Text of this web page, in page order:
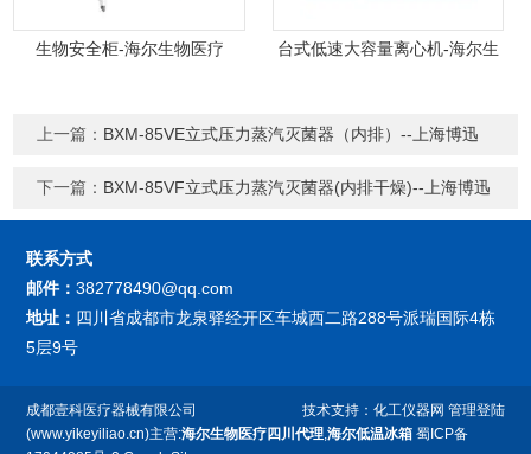
生物安全柜-海尔生物医疗
台式低速大容量离心机-海尔生
上一篇： BXM-85VE立式压力蒸汽灭菌器（内排）--上海博迅
下一篇： BXM-85VF立式压力蒸汽灭菌器(内排干燥)--上海博迅
联系方式
邮件：382778490@qq.com
地址： 四川省成都市龙泉驿经开区车城西二路288号派瑞国际4栋
5层9号
技术支持： 化工仪器网 管理登陆
成都壹科医疗器械有限公司
(www.yikeyiliao.cn)主营:海尔生物医疗四川代理,海尔低温冰箱 蜀ICP备